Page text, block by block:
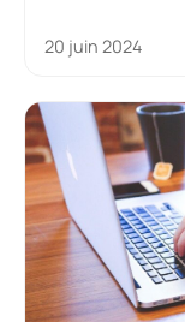
20 juin 2024